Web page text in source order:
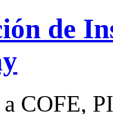
de
a COFE,